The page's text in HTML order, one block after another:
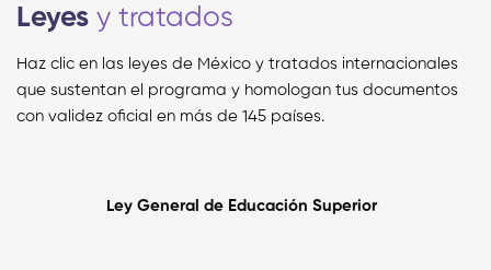
Leyes y tratados
Haz clic en las leyes de México y tratados internacionales
que sustentan el programa y homologan tus documentos
con validez oficial en más de 145 países.
Ley General de Educación Superior